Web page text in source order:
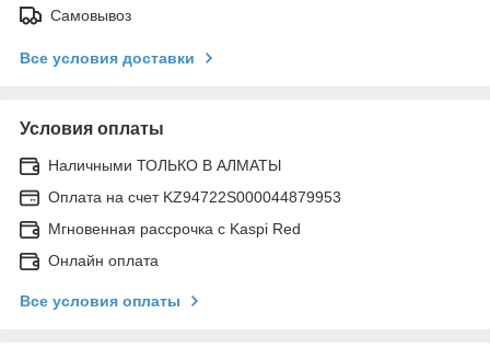
Самовывоз
Все условия доставки
Условия оплаты
Наличными ТОЛЬКО В АЛМАТЫ
Оплата на счет KZ94722S000044879953
Мгновенная рассрочка с Kaspi Red
Онлайн оплата
Все условия оплаты